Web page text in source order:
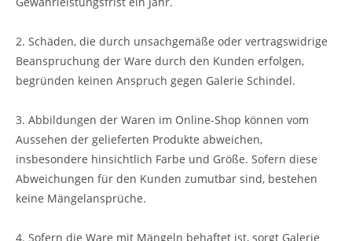
2. Schäden, die durch unsachgemäße oder vertragswidrige
Beanspruchung der Ware durch den Kunden erfolgen,
begründen keinen Anspruch gegen Galerie Schindel.
3. Abbildungen der Waren im Online-Shop können vom
Aussehen der gelieferten Produkte abweichen,
insbesondere hinsichtlich Farbe und Größe. Sofern diese
Abweichungen für den Kunden zumutbar sind, bestehen
keine Mängelansprüche.
4. Sofern die Ware mit Mängeln behaftet ist, sorgt Galerie